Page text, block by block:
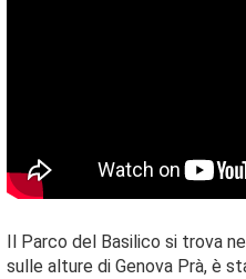
Il Parco del Basilico si trova
sulle alture di Genova Prà, è